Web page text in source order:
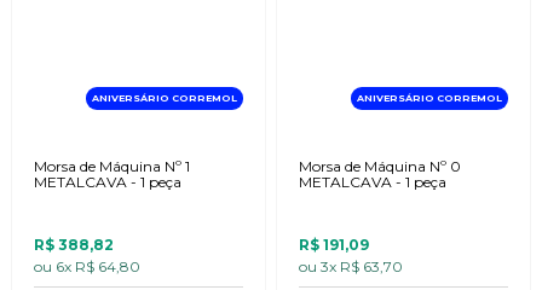
ANIVERSÁRIO CORREMOL
Morsa de Máquina Nº 1
METALCAVA - 1 peça
R$ 388,82
ou 6x R$ 64,80
ANIVERSÁRIO CORREMOL
Morsa de Máquina Nº 0
METALCAVA - 1 peça
R$ 191,09
ou 3x R$ 63,70